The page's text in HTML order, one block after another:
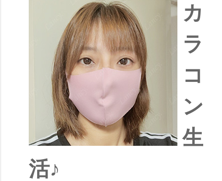
カ
ラ
コ
ン
生
活♪